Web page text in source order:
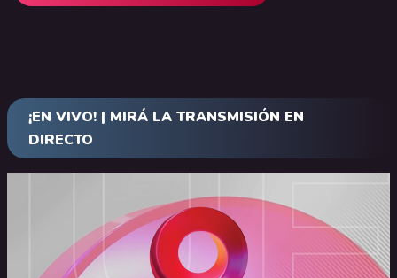
¡EN VIVO! | MIRÁ LA TRANSMISIÓN EN
DIRECTO